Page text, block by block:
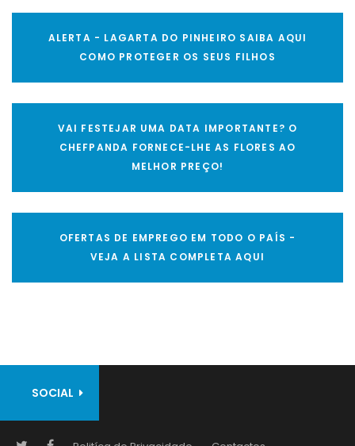
ALERTA - LAGARTA DO PINHEIRO SAIBA AQUI
COMO PROTEGER OS SEUS FILHOS
VAI FESTEJAR UMA DATA IMPORTANTE? O
CHEFPANDA FORNECE-LHE AS FLORES AO
MELHOR PREÇO!
OFERTAS DE EMPREGO EM TODO O PAÍS -
VEJA A LISTA COMPLETA AQUI
SOCIAL